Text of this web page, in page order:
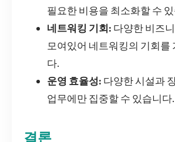
필요한 비용을 최소화할 수
네트워킹 기회: 다양한 비즈
모여있어 네트워킹의 기회를
다.
운영 효율성: 다양한 시설과
업무에만 집중할 수 있습니다.
결론